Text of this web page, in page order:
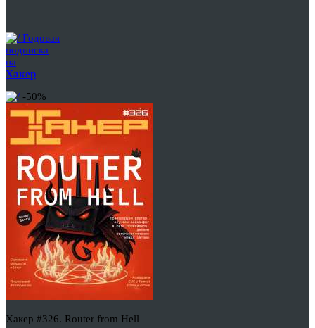
Годовая
подписка
на
Хакер
-50%
Хакер #326. Router from Hell